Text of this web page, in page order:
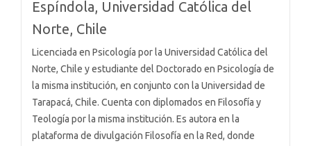
Espíndola, Universidad Católica del
Norte, Chile
Licenciada en Psicología por la Universidad Católica del
Norte, Chile y estudiante del Doctorado en Psicología de
la misma institución, en conjunto con la Universidad de
Tarapacá, Chile. Cuenta con diplomados en Filosofía y
Teología por la misma institución. Es autora en la
plataforma de divulgación Filosofía en la Red, donde